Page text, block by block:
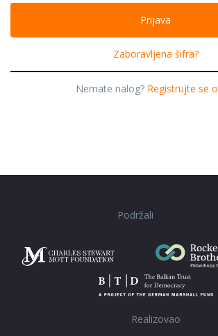
Zaboravljena šifra?
Nemate nalog? Registrujte se
Podržali
Realizovao